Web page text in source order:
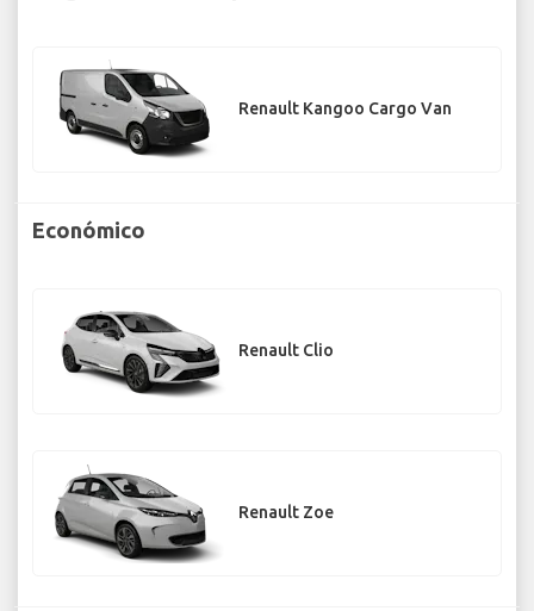
Renault Kangoo Cargo Van
Económico
Renault Clio
Renault Zoe